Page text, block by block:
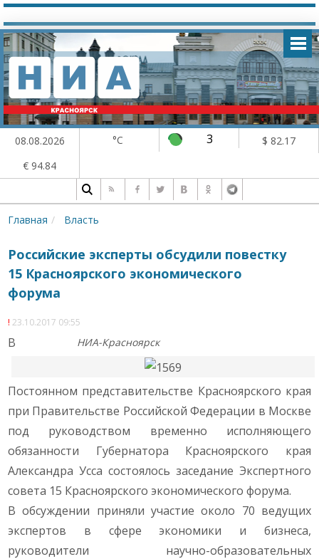
08.08.2026 °C 3
$ 82.17
€ 94.84
Главная Власть
Российские эксперты обсудили повестку
15 Красноярского экономического
форума
23.10.2017 09:55
НИА-Красноярск
В
Постоянном представительстве Красноярского края
при Правительстве Российской Федерации в Москве
под руководством временно исполняющего
обязанности Губернатора Красноярского края
Александра Усса состоялось заседание Экспертного
совета 15 Красноярского экономического форума.
В обсуждении приняли участие около 70 ведущих
экспертов в сфере экономики и бизнеса,
руководители научно-образовательных